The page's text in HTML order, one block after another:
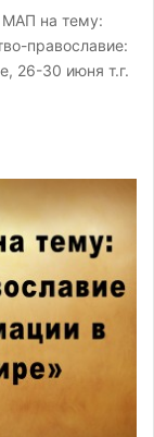
МАП на тему:
православие:
26-30 июня т.г.